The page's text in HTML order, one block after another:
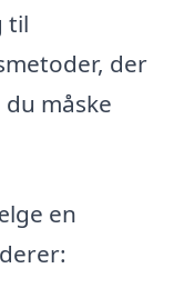
til
der
måske
en